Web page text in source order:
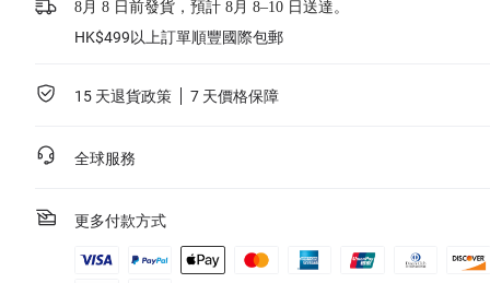
8月 8 日前發貨，預計 8月 8–10 日送達。
HK$499以上訂單順豐國際包郵
15 天退貨政策 7 天價格保障
全球服務
更多付款方式